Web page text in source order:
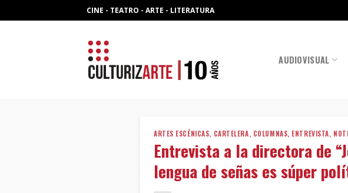
to
CINE - TEATRO - ARTE - LITERATURA
AUDIOVISUAL
ARTES ESCÉNICAS, CARTELERA, COLUMNAS, ENTREVISTA,
Entrevista a la directora de
lengua de señas es súper